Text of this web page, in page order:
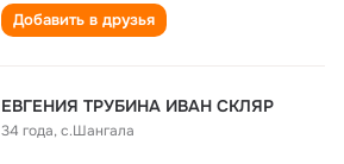
Добавить в друзья
ЕВГЕНИЯ ТРУБИНА ИВАН СКЛЯР
34 года,с.Шангала